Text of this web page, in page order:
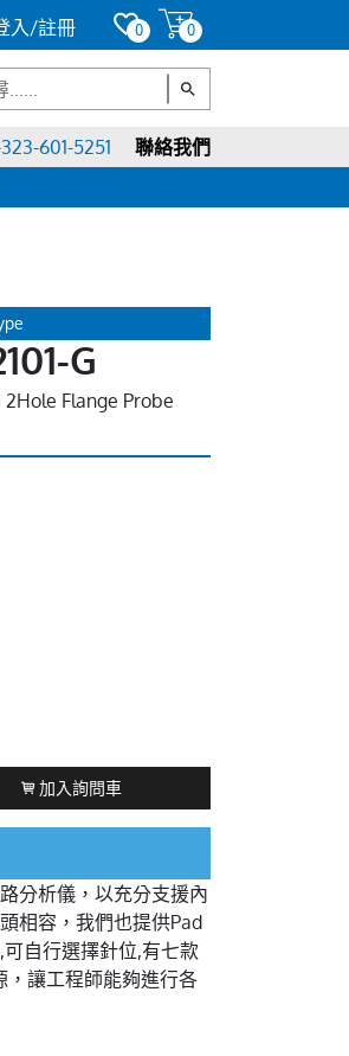
入/註冊 0 0
601-5251
聯絡我們
G
Flange Probe
加入詢問車
分析儀，以充分支援內
相容，我們也提供Pad
自行選擇針位,有七款
，讓工程師能夠進行各